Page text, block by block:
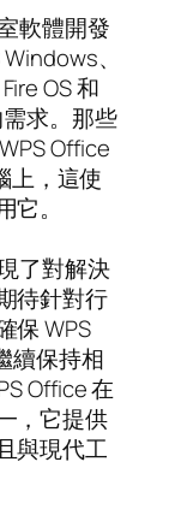
軟體開發
、
OS 和
求。那些
Office
上，這使
。
了對解決
待針對行
保 WPS
續保持相
Office 在
，它提供
與現代工